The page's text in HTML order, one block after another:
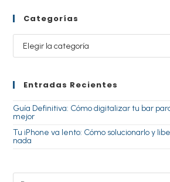
Categorías
Entradas Recientes
Guía Definitiva: Cómo digitalizar tu bar
mejor
Tu iPhone va lento: Cómo solucionarlo y
nada